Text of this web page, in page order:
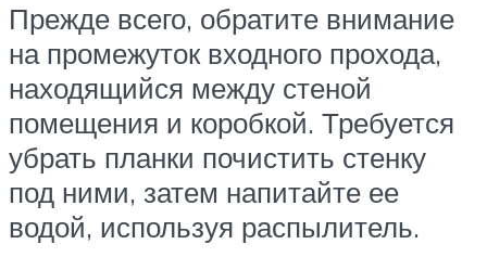
Прежде всего, обратите внимание
на промежуток входного прохода,
находящийся между стеной
помещения и коробкой. Требуется
убрать планки почистить стенку
под ними, затем напитайте ее
водой, используя распылитель.